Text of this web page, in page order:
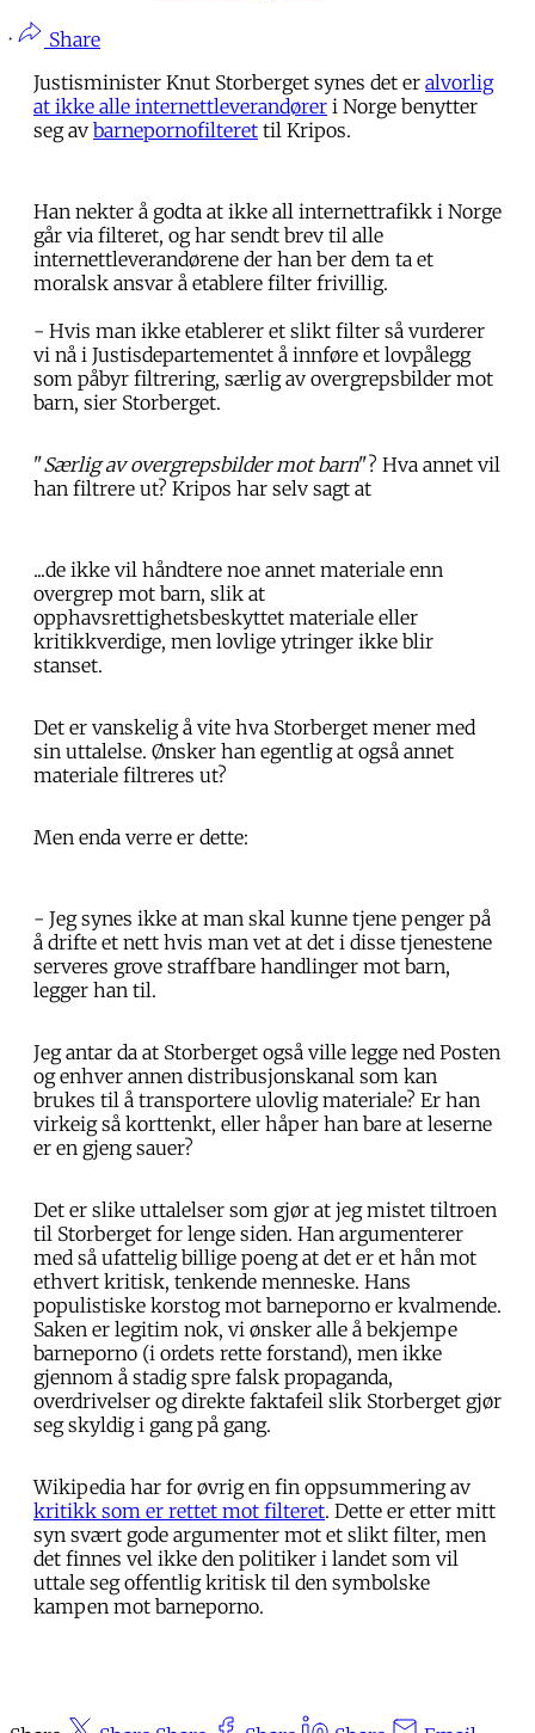
·
Share
Justisminister Knut Storberget synes det er alvorlig
at ikke alle internettleverandører i Norge benytter
seg av barnepornofilteret til Kripos.
Han nekter å godta at ikke all internettrafikk i Norge
går via filteret, og har sendt brev til alle
internettleverandørene der han ber dem ta et
moralsk ansvar å etablere filter frivillig.
- Hvis man ikke etablerer et slikt filter så vurderer
vi nå i Justisdepartementet å innføre et lovpålegg
som påbyr filtrering, særlig av overgrepsbilder mot
barn, sier Storberget.
"Særlig av overgrepsbilder mot barn"? Hva annet vil
han filtrere ut? Kripos har selv sagt at
...de ikke vil håndtere noe annet materiale enn
overgrep mot barn, slik at
opphavsrettighetsbeskyttet materiale eller
kritikkverdige, men lovlige ytringer ikke blir
stanset.
Det er vanskelig å vite hva Storberget mener med
sin uttalelse. Ønsker han egentlig at også annet
materiale filtreres ut?
Men enda verre er dette:
- Jeg synes ikke at man skal kunne tjene penger på
å drifte et nett hvis man vet at det i disse tjenestene
serveres grove straffbare handlinger mot barn,
legger han til.
Jeg antar da at Storberget også ville legge ned Posten
og enhver annen distribusjonskanal som kan
brukes til å transportere ulovlig materiale? Er han
virkeig så korttenkt, eller håper han bare at leserne
er en gjeng sauer?
Det er slike uttalelser som gjør at jeg mistet tiltroen
til Storberget for lenge siden. Han argumenterer
med så ufattelig billige poeng at det er et hån mot
ethvert kritisk, tenkende menneske. Hans
populistiske korstog mot barneporno er kvalmende.
Saken er legitim nok, vi ønsker alle å bekjempe
barneporno (i ordets rette forstand), men ikke
gjennom å stadig spre falsk propaganda,
overdrivelser og direkte faktafeil slik Storberget gjør
seg skyldig i gang på gang.
Wikipedia har for øvrig en fin oppsummering av
kritikk som er rettet mot filteret. Dette er etter mitt
syn svært gode argumenter mot et slikt filter, men
det finnes vel ikke den politiker i landet som vil
uttale seg offentlig kritisk til den symbolske
kampen mot barneporno.